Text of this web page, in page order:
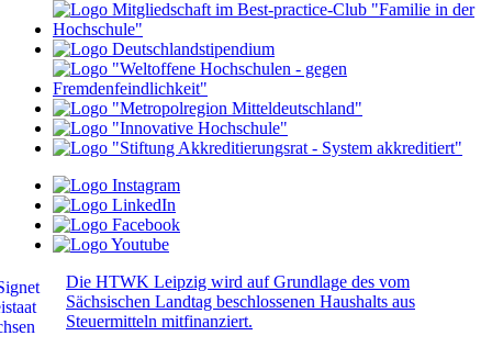
Die HTWK Leipzig wird auf Grundlage des vom
Sächsischen Landtag beschlossenen Haushalts aus
Steuermitteln mitfinanziert.